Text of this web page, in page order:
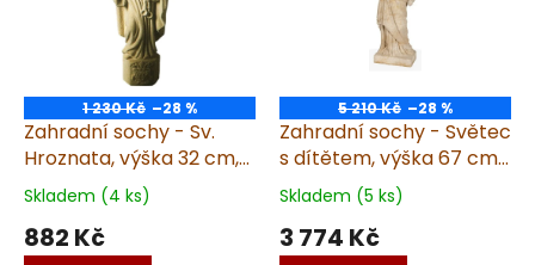
1 230 Kč –28 %
Zahradní sochy - Sv.
Hroznata, výška 32 cm,
1,75 kg, pískovec
Skladem (4 ks)
882 Kč
5 210 Kč –28 %
Zahradní sochy - Světec
s dítětem, výška 67 cm,
27 kg, pískovec
Skladem (5 ks)
3 774 Kč